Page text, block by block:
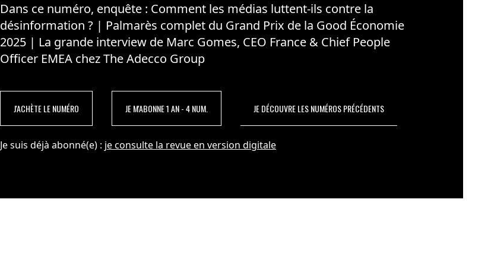
Dans ce numéro, enquête : Comment les médias luttent-ils contre la
désinformation ? | Palmarès complet du Grand Prix de la Good Économie
2025 | La grande interview de Marc Gomes, CEO France & Chief People
Officer EMEA chez The Adecco Group
J'ACHÈTE LE NUMÉRO JE M'ABONNE 1 AN - 4 NUM. JE DÉCOUVRE LES NUMÉROS PRÉCÉDENTS
Je suis déjà abonné(e) : je consulte la revue en version digitale